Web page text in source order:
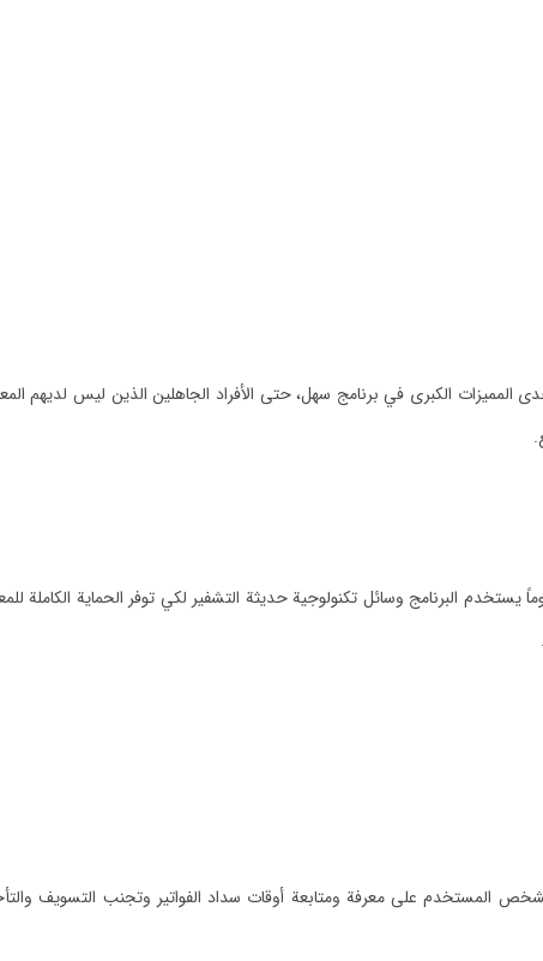
الكبرى في برنامج سهل، حتى الأفراد الجاهلين الذين ليس لديهم
البرنامج وسائل تكنولوجية حديثة التشفير لكي توفر الحماية الكاملة
الشخص المستخدم على معرفة ومتابعة أوقات سداد الفواتير وتجنب التسويف